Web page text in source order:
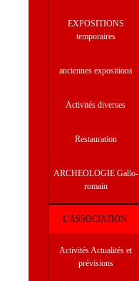
EXPOSITIONS
temporaires
anciennes expositions
Activités diverses
Restauration
ARCHEOLOGIE Gallo-
romain
L'ASSOCIATION
Activités Actualités et
prévisions